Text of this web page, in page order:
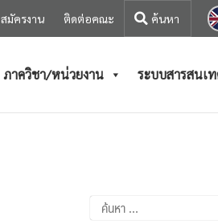
สมัครงาน ติดต่อคณะ
ภาควิชา/หน่วยงาน ระบบสารสนเ